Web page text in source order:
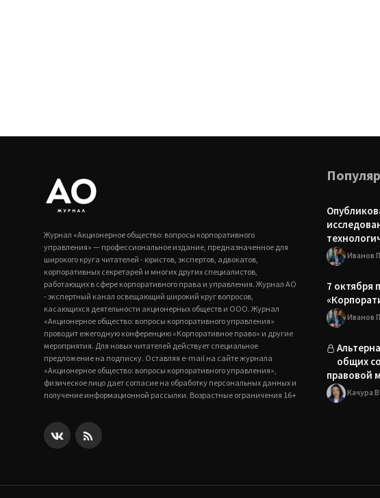
Журнал «Акционерное общество: вопросы корпоративного
управления» — профессиональное издание, предназначенное для
широкого круга читателей - юристов, экспертов, адвокатов,
корпоративных секретарей и многих других специалистов,
работающих в сфере корпоративного права и управления. Журнал АО
- экспертный канал освещающий широкий круг вопросов,
касающихся деятельности акционерных обществ и ООО. Журнал
«Акционерное общество: вопросы корпоративного управления»
проводит ежегодную конференцию «Корпоративное право» и другие
мероприятия. Для новых читателей действует специальное
предложение на подписку. Оставляя e-mail на сайте журнала
«Акционерное общество: вопросы корпоративного управления»,
физическое лицо дает согласие на обработку персональных данных и
получение информационной рассылки. Возрастные ограничения 16+
Иванов
7 октября
Иванов
общих
правовой
Качура